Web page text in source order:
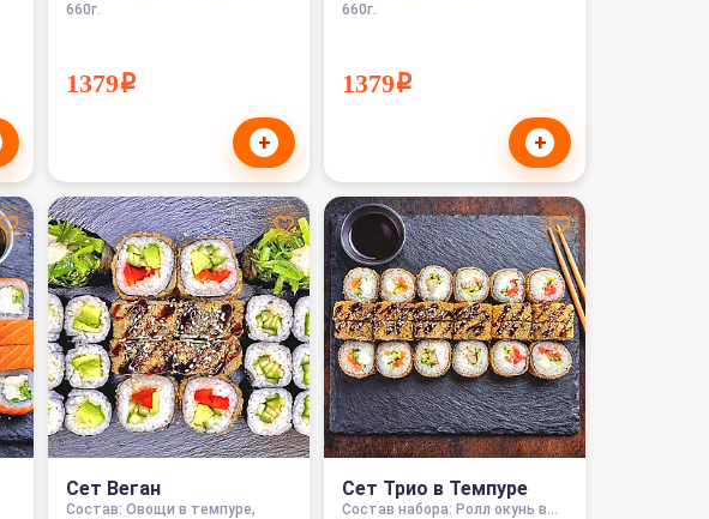
660г.
1379i
+
660г.
1379i
+
Сет Веган
Состав: Овощи в темпуре,
Сет Трио в Темпуре
Состав набора: Ролл окунь в...